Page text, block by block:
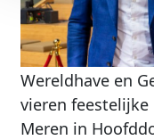
Wereldhave en
vieren
Meren in